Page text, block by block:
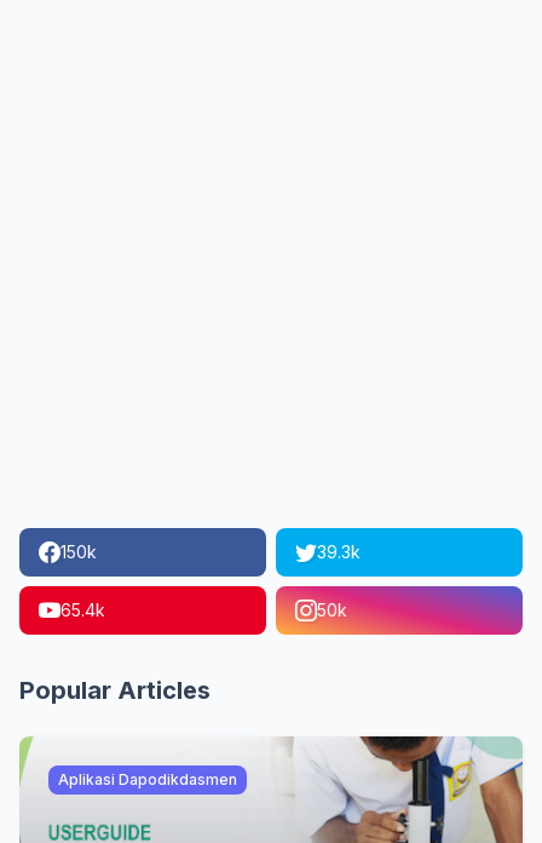
150k 39.3k
65.4k 50k
Popular Articles
Aplikasi Dapodikdasmen